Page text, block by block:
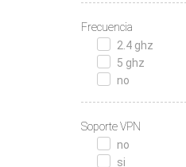
Frecuencia
2.4 ghz
5 ghz
no
Soporte VPN
no
si